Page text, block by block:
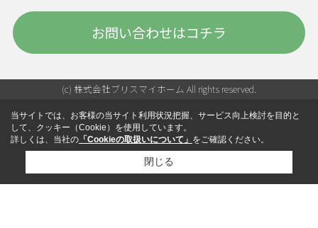
お問い合わせはコチラ
(c) 株式会社ブリスマイホーム All rights reserved.
当サイトでは、お客様の当サイト利用状況把握、サービス向上検討を目的と
して、クッキー（Cookie）を使用しています。
詳しくは、当社の 「Cookieの取扱いについて」 をご確認ください。
閉じる